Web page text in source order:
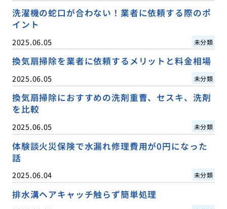
洗濯機の蛇口が合わない！業者に依頼する際のポ
イント
2025.06.05 未分類
換気扇掃除を業者に依頼するメリットと料金相場
2025.06.05 未分類
換気扇掃除におすすめの洗剤重曹、セスキ、洗剤
を比較
2025.06.05 未分類
体験談火災保険で水漏れ修理費用が0円になった
話
2025.06.04 未分類
排水溝ヘアキャッチ触らず簡単処理